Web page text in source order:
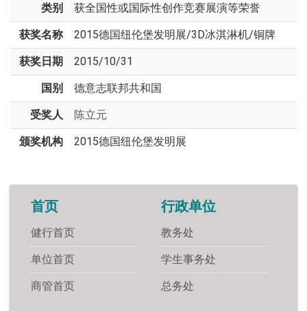
类别 获全国性或国际性创作竞赛展演等荣誉
获奖名称 2015德国纽伦堡发明展/3D冰淇淋机/铜牌
获奖日期 2015/10/31
国别 德意志联邦共和国
受奖人 陈立元
颁奖机构 2015德国纽伦堡发明展
首页
健行首页
单位首页
商管首页
行政单位
教务处
学生事务处
总务处